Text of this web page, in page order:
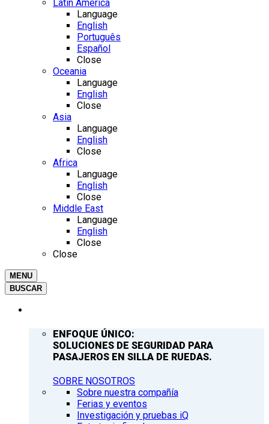
Latin America
Language
English
Português
Español
Close
Oceania
Language
English
Close
Asia
Language
English
Close
Africa
Language
English
Close
Middle East
Language
English
Close
Close
MENU
BUSCAR
ENFOQUE ÚNICO:
SOLUCIONES DE SEGURIDAD PARA
PASAJEROS EN SILLA DE RUEDAS.
SOBRE NOSOTROS
Sobre nuestra compañía
Ferias y eventos
Investigación y pruebas iQ